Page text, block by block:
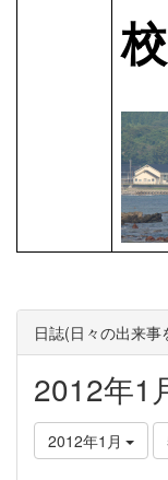
日誌(日々の出来事
2012年1
2012年1月